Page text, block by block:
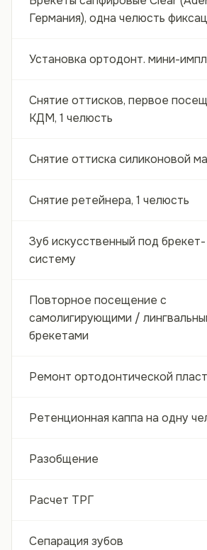
Германия), одна челюсть
Установка ортодонт. мини-
Снятие оттисков, первое
КДМ, 1 челюсть
Снятие оттиска силиконовой
Снятие ретейнера, 1 челюсть
Зуб искусственный под брекет-
систему
Повторное посещение с
самолигирующими /
брекетами
Ремонт ортодонтической
Ретенционная каппа на одну
Разобщение
Расчет ТРГ
Сепарация зубов